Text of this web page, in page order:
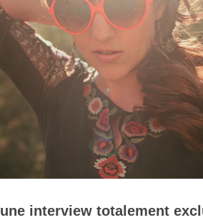
une interview totalement